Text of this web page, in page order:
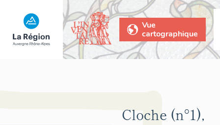
Vue
cartographique
Cloche (n°1),